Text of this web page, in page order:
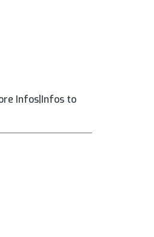
Infos|Infos to